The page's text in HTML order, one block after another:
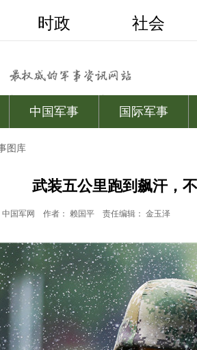
图库
武装五公里跑到飙汗，
中国军网 作者： 赖国平 责任编辑： 金玉泽